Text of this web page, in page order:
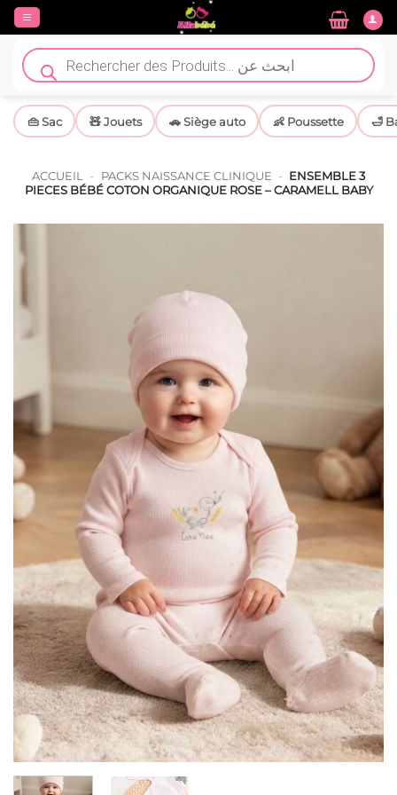
Passer
contenu
Recherche
de
produits
👜 Sac 🧸 Jouets 🚗 Siège auto 👶 Poussette 🛁
ACCUEIL - PACKS NAISSANCE CLINIQUE - ENSEMBLE 3
PIECES BÉBÉ COTON ORGANIQUE ROSE – CARAMELL BABY